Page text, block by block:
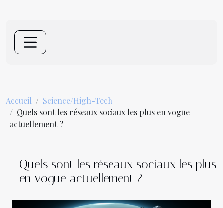
Accueil
Science/High-Tech
Quels sont les réseaux sociaux les plus en vogue
actuellement ?
Quels sont les réseaux sociaux les plus
en vogue actuellement ?